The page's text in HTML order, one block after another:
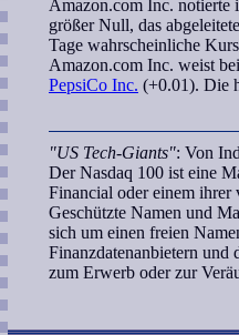
Amazon.com Inc. notierte
größer Null, das abgeleitete
Tage wahrscheinliche
Amazon.com Inc. weist
PepsiCo Inc. (+0.01). Die
"US Tech-Giants": Von
Der Nasdaq 100 ist eine
Financial oder einem ihrer
Geschützte Namen und
sich um einen freien
Finanzdatenanbietern
zum Erwerb oder zur